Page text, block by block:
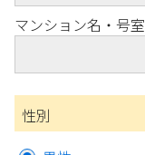
マンション名・号室
性別